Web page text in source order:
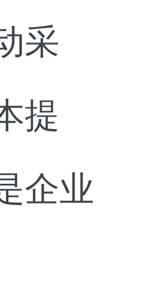
采
提
企业